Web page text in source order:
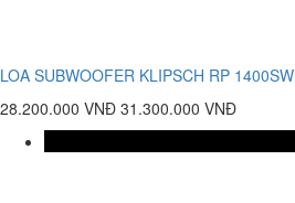
LOA SUBWOOFER KLIPSCH RP 1400SW
28.200.000 VNĐ 31.300.000 VNĐ